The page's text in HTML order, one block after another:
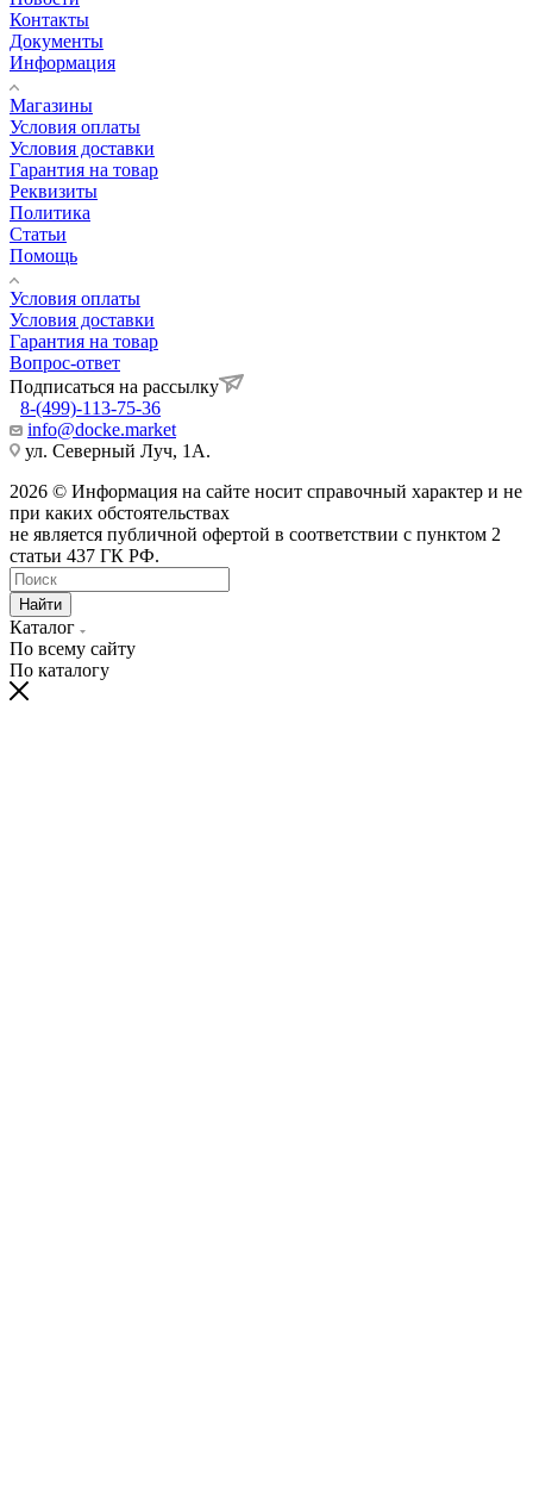
Контакты
Документы
Информация
Магазины
Условия оплаты
Условия доставки
Гарантия на товар
Реквизиты
Политика
Статьи
Помощь
Условия оплаты
Условия доставки
Гарантия на товар
Вопрос-ответ
Подписаться на рассылку
8-(499)-113-75-36
info@docke.market
ул. Северный Луч, 1А.
2026 © Информация на сайте носит справочный характер и не
при каких обстоятельствах
не является публичной офертой в соответствии с пунктом 2
статьи 437 ГК РФ.
Найти
Каталог
По всему сайту
По каталогу